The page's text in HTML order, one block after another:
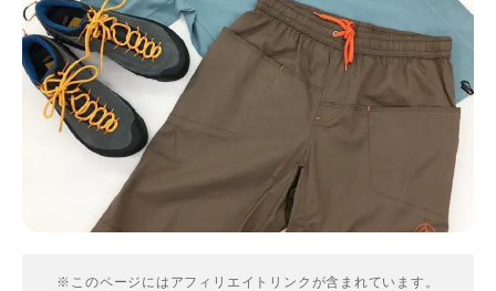
※このページにはアフィリエイトリンクが含まれています。